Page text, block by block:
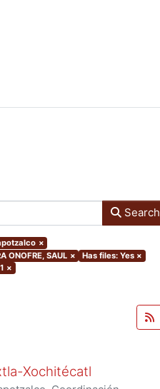
Search
×
ONOFRE, SAUL × Has files: Yes ×
×
Xochitécatl